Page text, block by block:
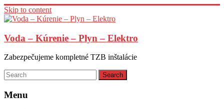
Skip to content
Voda – Kúrenie – Plyn – Elektro
Zabezpečujeme kompletné TZB inštalácie
Menu